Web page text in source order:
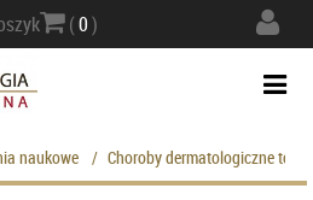
(0)
naukowe / Choroby dermatologiczne